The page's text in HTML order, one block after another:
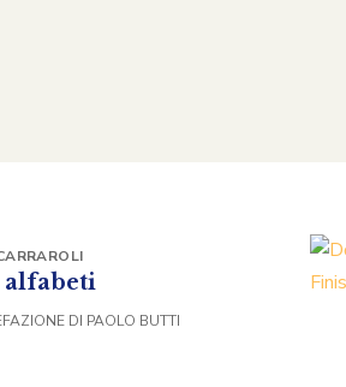
alfabeti
DI PAOLO BUTTI